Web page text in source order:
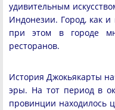
удивительным
Индонезии. Город, как и
при этом в городе
ресторанов.
История Джокьякарты
эры. На тот период в
провинции находилось